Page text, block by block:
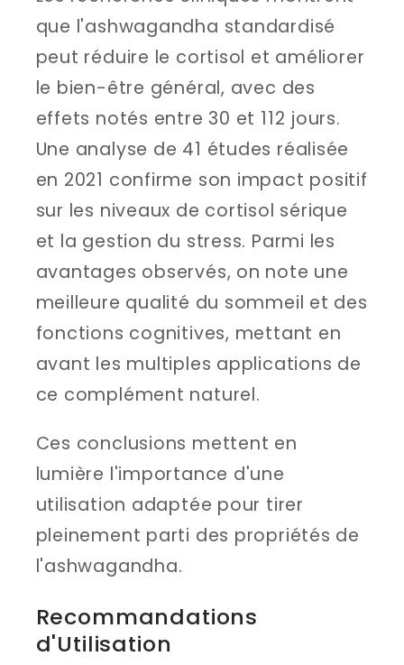
que l'ashwagandha standardisé
peut réduire le cortisol et améliorer
le bien-être général, avec des
effets notés entre 30 et 112 jours.
Une analyse de 41 études réalisée
en 2021 confirme son impact positif
sur les niveaux de cortisol sérique
et la gestion du stress. Parmi les
avantages observés, on note une
meilleure qualité du sommeil et des
fonctions cognitives, mettant en
avant les multiples applications de
ce complément naturel.
Ces conclusions mettent en
lumière l'importance d'une
utilisation adaptée pour tirer
pleinement parti des propriétés de
l'ashwagandha.
Recommandations
d'Utilisation